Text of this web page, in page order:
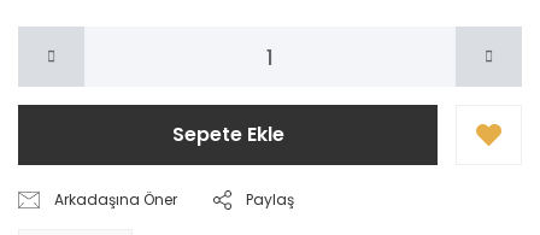
Sepete Ekle
Arkadaşına Öner Paylaş